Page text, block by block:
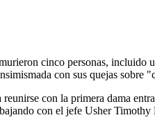
cinco personas, incluido
con sus quejas sobre
con la primera dama
con el jefe Usher